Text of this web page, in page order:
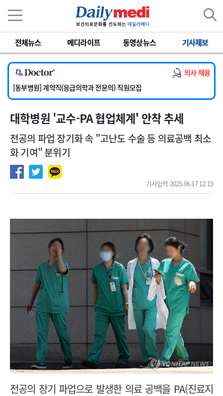
전체뉴스 메디라이프 동영상뉴스 기사제보
의사 채용
[서울아산병원] 2026년 하반기 인턴 모집
[영남대학교의료원] 마취통증의학과 임기제 임상의사 채용
[충남대학교병원] 소아청소년과(소아응급전담) 계약직 의사 공개채용
[동부병원] 계약직(응급의학과 전문의) 직원모집
[이대목동병원] 하반기 전공의(레지던트1년차) 모집
[서울아산병원] 2026년 하반기 인턴 모집
대학병원 '교수-PA 협업체계' 안착 추세
전공의 파업 장기화 속 "고난도 수술 등 의료공백 최소
화 기여" 분위기
기사입력 2025.06.17 12:13
전공의 장기 파업으로 발생한 의료 공백을 PA(진료지